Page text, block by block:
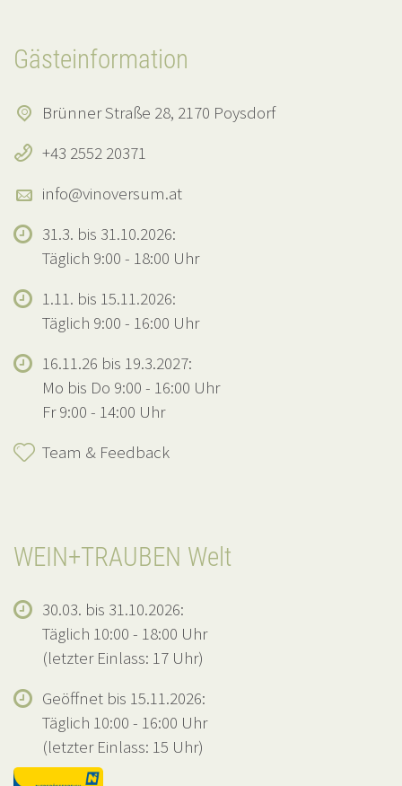
Gästeinformation
Brünner Straße 28, 2170 Poysdorf
+43 2552 20371
info@vinoversum.at
31.3. bis 31.10.2026:
Täglich 9:00 - 18:00 Uhr
1.11. bis 15.11.2026:
Täglich 9:00 - 16:00 Uhr
16.11.26 bis 19.3.2027:
Mo bis Do 9:00 - 16:00 Uhr
Fr 9:00 - 14:00 Uhr
Team & Feedback
WEIN+TRAUBEN Welt
30.03. bis 31.10.2026:
Täglich 10:00 - 18:00 Uhr
(letzter Einlass: 17 Uhr)
Geöffnet bis 15.11.2026:
Täglich 10:00 - 16:00 Uhr
(letzter Einlass: 15 Uhr)